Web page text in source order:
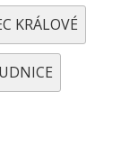
KRÁLOVÉ